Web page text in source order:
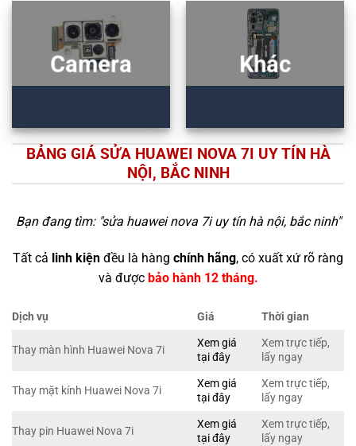
Camera Khác
BẢNG GIÁ SỬA HUAWEI NOVA 7I UY TÍN HÀ
NỘI, BẮC NINH
Bạn đang tìm: "sửa huawei nova 7i uy tín hà nội, bắc ninh"
Tất cả linh kiện đều là hàng chính hãng, có xuất xứ rõ ràng
và được bảo hành 12 tháng.
Dịch vụ Giá Thời gian
Thay màn hình Huawei Nova 7i
Xem giá
tại đây
Xem trực tiếp,
lấy ngay
Thay mặt kính Huawei Nova 7i
Xem giá
tại đây
Xem trực tiếp,
lấy ngay
Thay pin Huawei Nova 7i
Xem giá
tại đây
Xem trực tiếp,
lấy ngay